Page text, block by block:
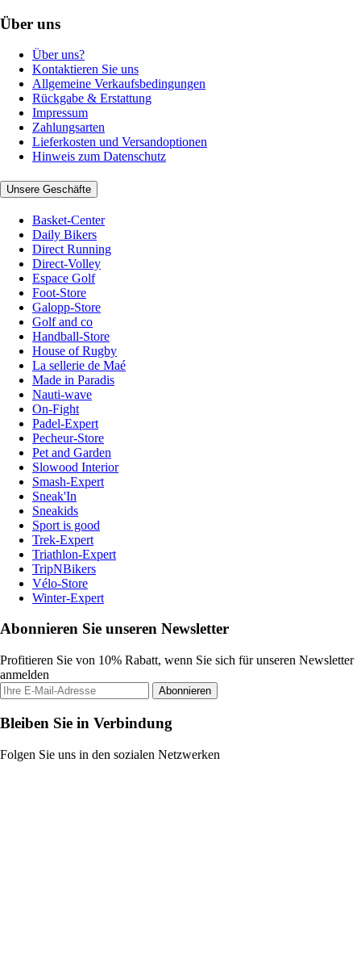
Über uns
Über uns?
Kontaktieren Sie uns
Allgemeine Verkaufsbedingungen
Rückgabe & Erstattung
Impressum
Zahlungsarten
Lieferkosten und Versandoptionen
Hinweis zum Datenschutz
Unsere Geschäfte
Basket-Center
Daily Bikers
Direct Running
Direct-Volley
Espace Golf
Foot-Store
Galopp-Store
Golf and co
Handball-Store
House of Rugby
La sellerie de Maé
Made in Paradis
Nauti-wave
On-Fight
Padel-Expert
Pecheur-Store
Pet and Garden
Slowood Interior
Smash-Expert
Sneak'In
Sneakids
Sport is good
Trek-Expert
Triathlon-Expert
TripNBikers
Vélo-Store
Winter-Expert
Abonnieren Sie unseren Newsletter
Profitieren Sie von 10% Rabatt, wenn Sie sich für unseren Newsletter
anmelden
Abonnieren
Bleiben Sie in Verbindung
Folgen Sie uns in den sozialen Netzwerken